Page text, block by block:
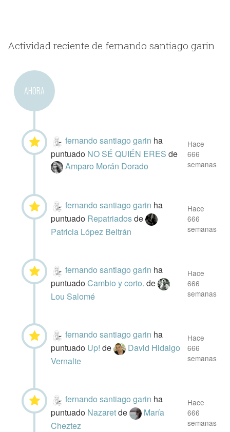
Actividad reciente de fernando santiago garin
AHORA
fernando santiago garin ha
puntuado NO SÉ QUIÉN ERESde
Amparo Morán Dorado
Hace
666
semanas
fernando santiago garin ha
puntuado Repatriadosde
Patricia López Beltrán
Hace
666
semanas
fernando santiago garin ha
puntuadoCambio y corto.de
Lou Salomé
Hace
666
semanas
fernando santiago garin ha
puntuado Up!de
David Hidalgo
Vernalte
Hace
666
semanas
fernando santiago garin ha
puntuado Nazaretde
María
Cheztez
Hace
666
semanas